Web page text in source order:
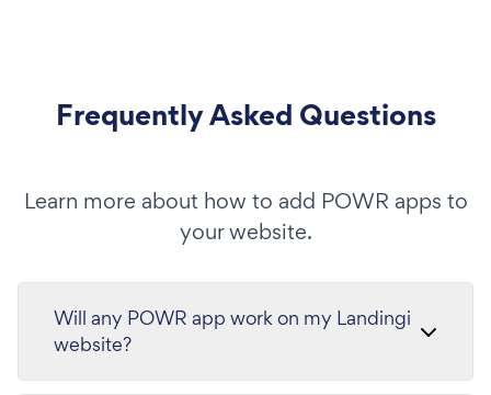
Frequently Asked Questions
Learn more about how to add POWR apps to
your website.
Will any POWR app work on my Landingi
website?